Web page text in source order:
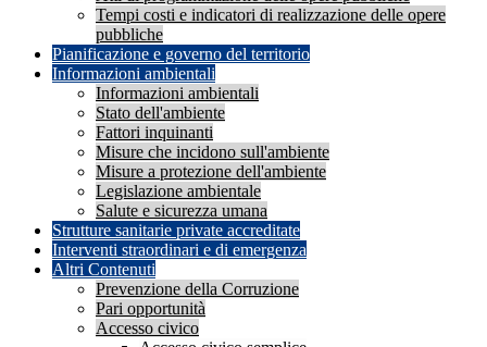
Tempi costi e indicatori di realizzazione delle opere
pubbliche
Pianificazione e governo del territorio
Informazioni ambientali
Informazioni ambientali
Stato dell'ambiente
Fattori inquinanti
Misure che incidono sull'ambiente
Misure a protezione dell'ambiente
Legislazione ambientale
Salute e sicurezza umana
Strutture sanitarie private accreditate
Interventi straordinari e di emergenza
Altri Contenuti
Prevenzione della Corruzione
Pari opportunità
Accesso civico